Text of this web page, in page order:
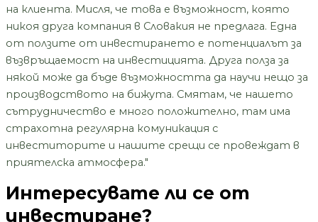
на клиента. Мисля, че това е възможност, която
никоя друга компания в Словакия не предлага. Една
от ползите от инвестирането е потенциалът за
възвръщаемост на инвестицията. Друга полза за
някой може да бъде възможността да научи нещо за
производството на бижута. Смятам, че нашето
сътрудничество е много положително, там има
страхотна регулярна комуникация с
инвеститорите и нашите срещи се провеждат в
приятелска атмосфера."
Интересувате ли се от
инвестиране?